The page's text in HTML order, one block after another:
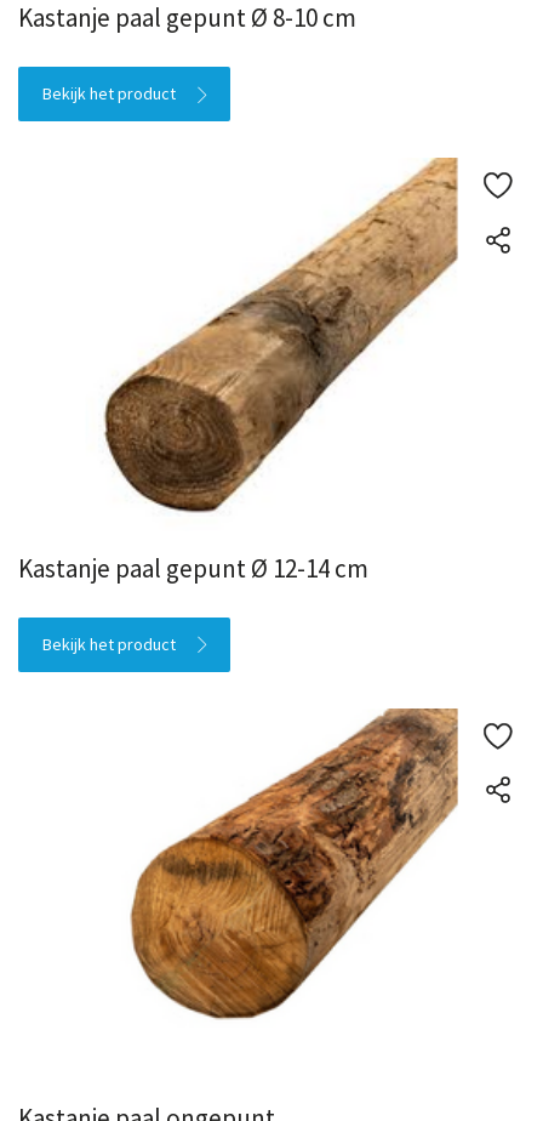
Kastanje paal gepunt Ø 8-10 cm
Bekijk het product
Kastanje paal gepunt Ø 12-14 cm
Bekijk het product